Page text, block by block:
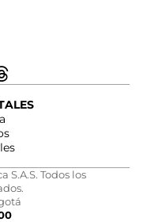
S.A.S. Todos los